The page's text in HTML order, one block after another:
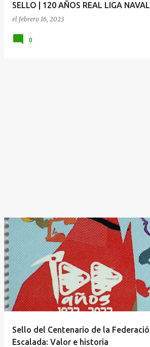
SELLO | 120 AÑOS REAL LIGA
el febrero 16, 2023
0
Sello del Centenario de la
Escalada: Valor e historia